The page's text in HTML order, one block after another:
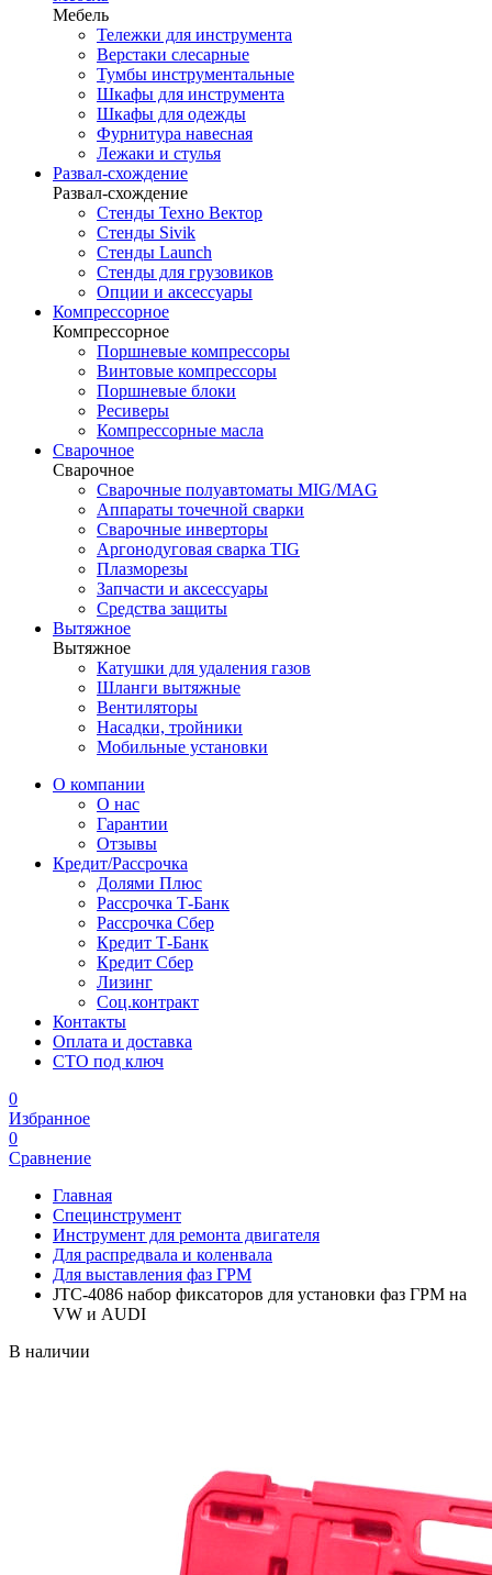
Мебель
Тележки для инструмента
Верстаки слесарные
Тумбы инструментальные
Шкафы для инструмента
Шкафы для одежды
Фурнитура навесная
Лежаки и стулья
Развал-схождение
Развал-схождение
Стенды Техно Вектор
Стенды Sivik
Стенды Launch
Стенды для грузовиков
Опции и аксессуары
Компрессорное
Компрессорное
Поршневые компрессоры
Винтовые компрессоры
Поршневые блоки
Ресиверы
Компрессорные масла
Сварочное
Сварочное
Сварочные полуавтоматы MIG/MAG
Аппараты точечной сварки
Сварочные инверторы
Аргонодуговая сварка TIG
Плазморезы
Запчасти и аксессуары
Средства защиты
Вытяжное
Вытяжное
Катушки для удаления газов
Шланги вытяжные
Вентиляторы
Насадки, тройники
Мобильные установки
О компании
О нас
Гарантии
Отзывы
Кредит/Рассрочка
Долями Плюс
Рассрочка Т-Банк
Рассрочка Сбер
Кредит Т-Банк
Кредит Сбер
Лизинг
Соц.контракт
Контакты
Оплата и доставка
СТО под ключ
0
Избранное
0
Сравнение
Главная
Специнструмент
Инструмент для ремонта двигателя
Для распредвала и коленвала
Для выставления фаз ГРМ
JTC-4086 набор фиксаторов для установки фаз ГРМ на
VW и AUDI
В наличии